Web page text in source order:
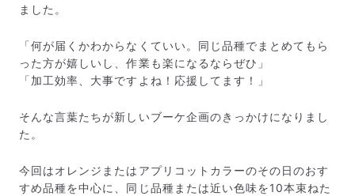
届いたお花に元気がなかったら？
もし届いたお花に「枯れている」「折れている」などの
までご連絡ください。ご返金にて補償いたします。
ました。
「何が届くかわからなくていい。同じ品種でまとめてもら
った方が嬉しいし、作業も楽になるならぜひ」
「加工効率、大事ですよね！応援してます！」
そんな言葉たちが新しいブーケ企画のきっかけになりまし
た。
今回はオレンジまたはアプリコットカラーのその日のおす
すめ品種を中心に、同じ品種または近い色味を10本束ねた